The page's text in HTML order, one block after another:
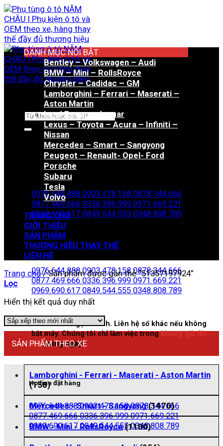
Bỏ
qua
nội
dung
Tìm
Hotline đặt hàng
0976.644.888 0903.478.158 0878.344.666
0877.469.666 0336.396.999 0971.669.221
0969.690.617 0849.544.555 0348.808.789
Zalo đặt hàng
0976.644.888 0903.478.158 0878.344.666
0877.469.666 0336.396.999 0971.669.221
0969.690.617 0849.544.555 0348.808.789
Nhấn vào để gọi nhanh. Liên hệ số khác nếu không
bắt máy. Chúng tôi chỉ làm việc trongkhung giờ 8h-
21hhằng ngày
Hotline đặt hàng
0976.644.888 0903.478.158 0878.344.666
0877.469.666 0336.396.999 0971.669.221
0969.690.617 0849.544.555 0348.808.789
DANH MỤC NỔI BẬT
Bentley – Volkswagen – Audi
BMW – Mini – RollsRoyce
Chrysler – Cadidac – GM
Lamborghini – Ferrari – Maserati –
Aston Martin
Land Rover – Jaguar
Lexus – Toyota – Acura – Infiniti –
Nissan
Mercedes – Smart – Sangyong
Peugeot – Renault- Opel- Ford
Porsche
Subaru
Tesla
Volvo
TRANG CHỦ
GIỚI THIỆU
SẢN PHẨM
THƯƠNG HIỆU THAY THẾ
LIÊN HỆ
Trang chủ /Sản phẩm được gắn thẻ “51357197924”
Lọc
Hiển thị kết quả duy nhất
SẢN PHẨM THEO XE
Lamborghini - Ferrari - Maserati - Aston Martin
(158)
Mercedes - Smart - Sangyong (1470)
BMW - Mini - RollsRoyce (1100)